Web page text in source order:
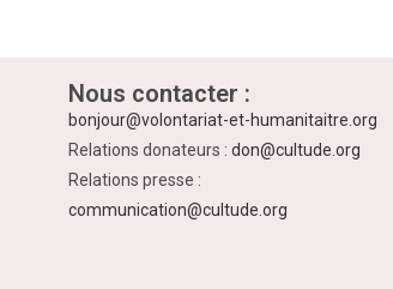
Nous contacter :
bonjour@volontariat-et-humanitaitre.org
Relations donateurs : don@cultude.org
Relations presse :
communication@cultude.org